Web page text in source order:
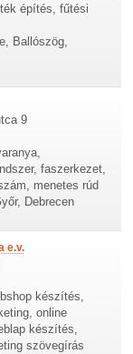
építés, fűtési
Ballószög,
9
faszerkezet,
menetes rúd
Debrecen
e.v.
készítés,
online
készítés,
szövegírás